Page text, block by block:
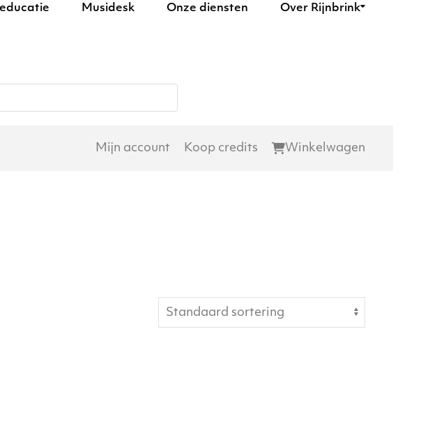
Musidesk Onze diensten Over Rijnbrink
Mijn account Koop credits Winkelwagen